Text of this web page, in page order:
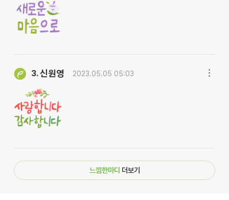
3.신원영 2023.05.05 05:03
느낌한마디 더보기